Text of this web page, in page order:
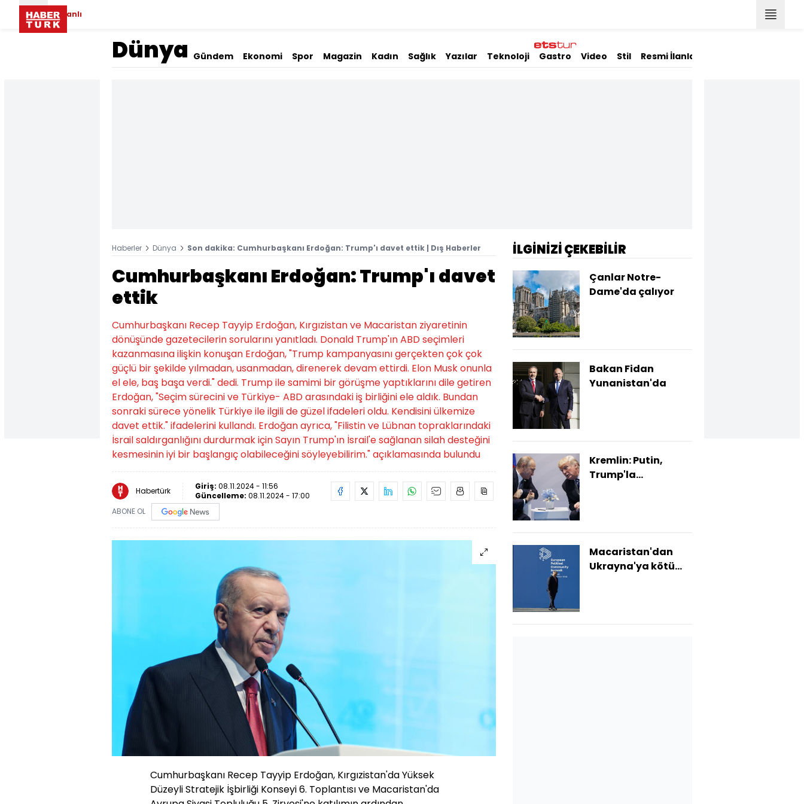
Canlı
Dünya Gündem Ekonomi Spor Magazin Kadın Sağlık Yazılar Teknoloji Gastro Video Stil Resmi İlanlar
Haberler Dünya Son dakika: Cumhurbaşkanı Erdoğan: Trump'ı davet ettik | Dış Haberler
Cumhurbaşkanı Erdoğan: Trump'ı davet
ettik
Cumhurbaşkanı Recep Tayyip Erdoğan, Kırgızistan ve Macaristan ziyaretinin
dönüşünde gazetecilerin sorularını yanıtladı. Donald Trump'ın ABD seçimleri
kazanmasına ilişkin konuşan Erdoğan, "Trump kampanyasını gerçekten çok çok
güçlü bir şekilde yılmadan, usanmadan, direnerek devam ettirdi. Elon Musk onunla
el ele, baş başa verdi." dedi. Trump ile samimi bir görüşme yaptıklarını dile getiren
Erdoğan, "Seçim sürecini ve Türkiye- ABD arasındaki iş birliğini ele aldık. Bundan
sonraki sürece yönelik Türkiye ile ilgili de güzel ifadeleri oldu. Kendisini ülkemize
davet ettik." ifadelerini kullandı. Erdoğan ayrıca, "Filistin ve Lübnan topraklarındaki
İsrail saldırganlığını durdurmak için Sayın Trump'ın İsrail'e sağlanan silah desteğini
kesmesinin iyi bir başlangıç olabileceğini söyleyebilirim." açıklamasında bulundu
Habertürk Giriş: 08.11.2024 - 11:56
Güncelleme: 08.11.2024 - 17:00
ABONE OL
Cumhurbaşkanı Recep Tayyip Erdoğan, Kırgızistan'da Yüksek
Düzeyli Stratejik İşbirliği Konseyi 6. Toplantısı ve Macaristan'da
İLGİNİZİ ÇEKEBİLİR
Çanlar Notre-
Dame'da çalıyor
Bakan Fidan
Yunanistan'da
Kremlin: Putin,
Trump'la
Macaristan'dan
Ukrayna'ya kötü